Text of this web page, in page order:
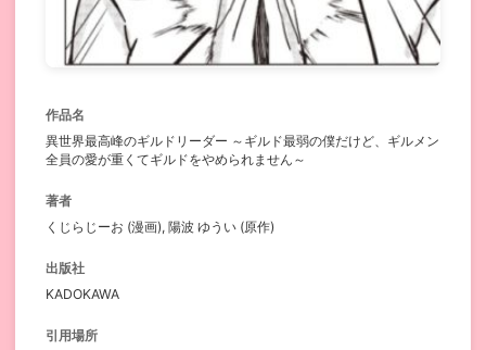
作品名
異世界最高峰のギルドリーダー ～ギルド最弱の僕だけど、ギルメン
全員の愛が重くてギルドをやめられません～
著者
くじらじーお (漫画), 陽波 ゆうい (原作)
出版社
KADOKAWA
引用場所